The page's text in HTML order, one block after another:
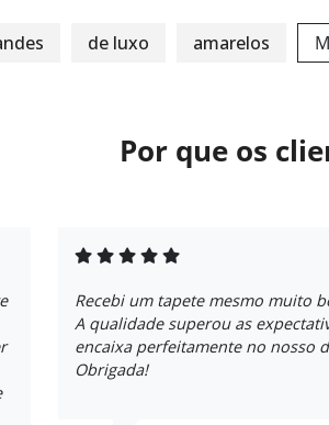
de luxo amarelos
Por que os
Recebi um tapete mesmo muito
A qualidade superou as
encaixa perfeitamente no nosso
Obrigada!